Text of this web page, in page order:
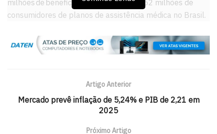
milhões de beneficiários, ou 16,4% dos 52 milhões de
consumidores de planos de assistência médica no Brasil.
A diretoria da ANS explica que tem usado a mesma
metodologia desde 2019 para chegar ao percentual de
Amplo (IPCA), descontado o subitem Plano de Saúde.
“Isso inclui tanto o custo dos procedimentos quanto a
serviços. Nosso objetivo é garantir equilíbrio ao sistema:
Artigo Anterior
Mercado prevê inflação de 5,24% e PIB de 2,21 em
2025
Próximo Artigo